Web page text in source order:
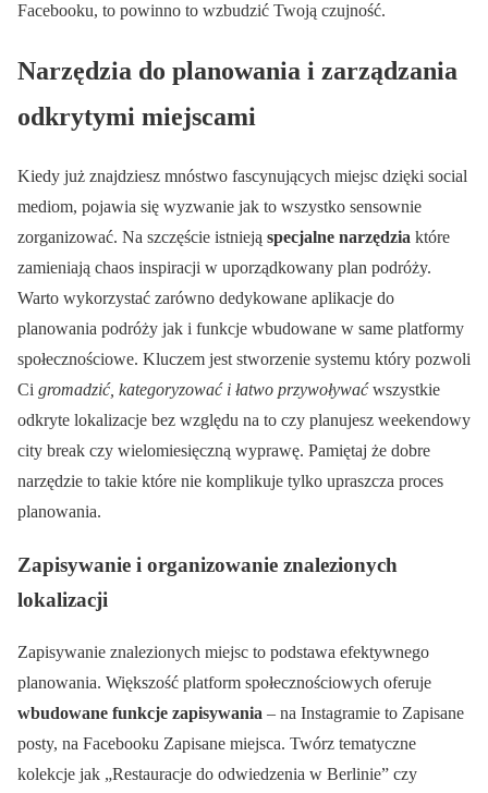
Facebooku, to powinno to wzbudzić Twoją czujność.
Narzędzia do planowania i zarządzania
odkrytymi miejscami
Kiedy już znajdziesz mnóstwo fascynujących miejsc dzięki social
mediom, pojawia się wyzwanie jak to wszystko sensownie
zorganizować. Na szczęście istnieją specjalne narzędzia które
zamieniają chaos inspiracji w uporządkowany plan podróży.
Warto wykorzystać zarówno dedykowane aplikacje do
planowania podróży jak i funkcje wbudowane w same platformy
społecznościowe. Kluczem jest stworzenie systemu który pozwoli
Ci gromadzić, kategoryzować i łatwo przywoływaćwszystkie
odkryte lokalizacje bez względu na to czy planujesz weekendowy
city break czy wielomiesięczną wyprawę. Pamiętaj że dobre
narzędzie to takie które nie komplikuje tylko upraszcza proces
planowania.
Zapisywanie i organizowanie znalezionych
lokalizacji
Zapisywanie znalezionych miejsc to podstawa efektywnego
planowania. Większość platform społecznościowych oferuje
wbudowane funkcje zapisywania – na Instagramie to Zapisane
posty, na Facebooku Zapisane miejsca. Twórz tematyczne
kolekcje jak „Restauracje do odwiedzenia w Berlinie” czy